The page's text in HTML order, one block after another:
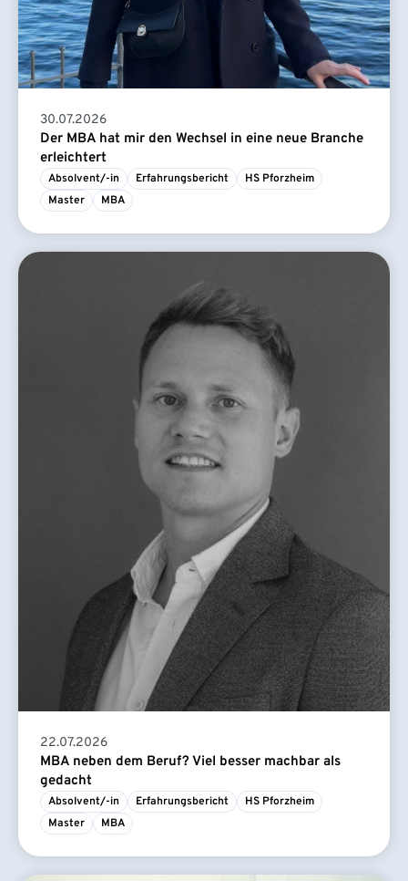
30.07.2026
Der MBA hat mir den Wechsel in eine neue Branche
erleichtert
Absolvent/-in Erfahrungsbericht
HS Pforzheim
Master
MBA
22.07.2026
MBA neben dem Beruf? Viel besser machbar als
gedacht
Absolvent/-in Erfahrungsbericht
HS Pforzheim
Master
MBA